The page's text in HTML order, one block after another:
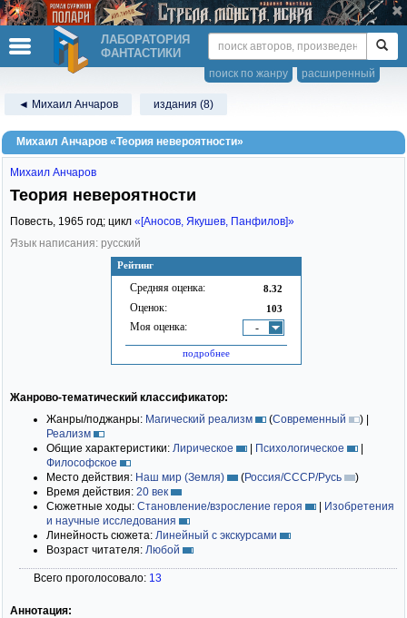
ЛАБОРАТОРИЯ
ФАНТАСТИКИ
расширенный
поиск по жанру
◄ Михаил Анчаров издания (8)
Михаил Анчаров «Теория невероятности»
Рейтинг
Средняя оценка: 8.32
Оценок: 103
Моя оценка: -
подробнее
Михаил Анчаров
Теория невероятности
Повесть, 1965 год; цикл «[Аносов, Якушев, Панфилов]»
Язык написания: русский
Жанрово-тематический классификатор:
Жанры/поджанры: Магический реализм (Современный ) |
Реализм
Общие характеристики: Лирическое | Психологическое
|
Философское
Место действия: Наш мир (Земля) (Россия/СССР/Русь
)
Время действия: 20 век
Сюжетные ходы: Становление/взросление героя | Изобретения
и научные исследования
Линейность сюжета: Линейный с экскурсами
Возраст читателя: Любой
Всего проголосовало: 13
Аннотация: